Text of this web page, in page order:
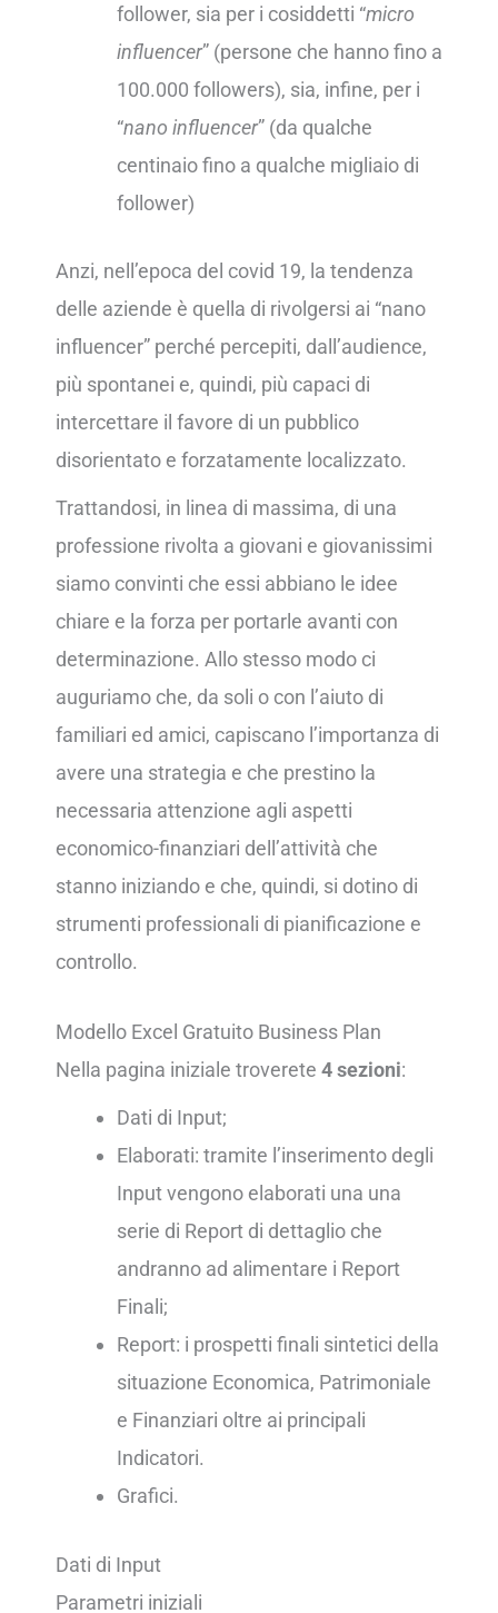
follower, sia per i cosiddetti “micro
influencer” (persone che hanno fino a
100.000 followers), sia, infine, per i
“nano influencer” (da qualche
centinaio fino a qualche migliaio di
follower)
Anzi, nell’epoca del covid 19, la tendenza
delle aziende è quella di rivolgersi ai “nano
influencer” perché percepiti, dall’audience,
più spontanei e, quindi, più capaci di
intercettare il favore di un pubblico
disorientato e forzatamente localizzato.
Trattandosi, in linea di massima, di una
professione rivolta a giovani e giovanissimi
siamo convinti che essi abbiano le idee
chiare e la forza per portarle avanti con
determinazione. Allo stesso modo ci
auguriamo che, da soli o con l’aiuto di
familiari ed amici, capiscano l’importanza di
avere una strategia e che prestino la
necessaria attenzione agli aspetti
economico-finanziari dell’attività che
stanno iniziando e che, quindi, si dotino di
strumenti professionali di pianificazione e
controllo.
Modello Excel Gratuito Business Plan
Nella pagina iniziale troverete 4 sezioni:
Dati di Input;
Elaborati: tramite l’inserimento degli
Input vengono elaborati una una
serie di Report di dettaglio che
andranno ad alimentare i Report
Finali;
Report: i prospetti finali sintetici della
situazione Economica, Patrimoniale
e Finanziari oltre ai principali
Indicatori.
Grafici.
Dati di Input
Parametri iniziali